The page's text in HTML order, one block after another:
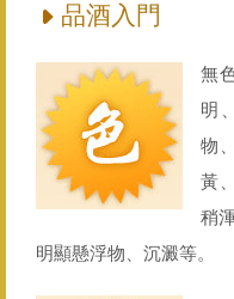
品酒入門
無
明
物
黃
稍
明顯懸浮物、沉澱等。